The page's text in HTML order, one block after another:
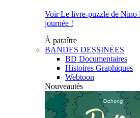
Voir Le livre-puzzle de Nino
journée !
À paraître
BANDES DESSINÉES
BD Documentaires
Histoires Graphiques
Webtoon
Nouveautés